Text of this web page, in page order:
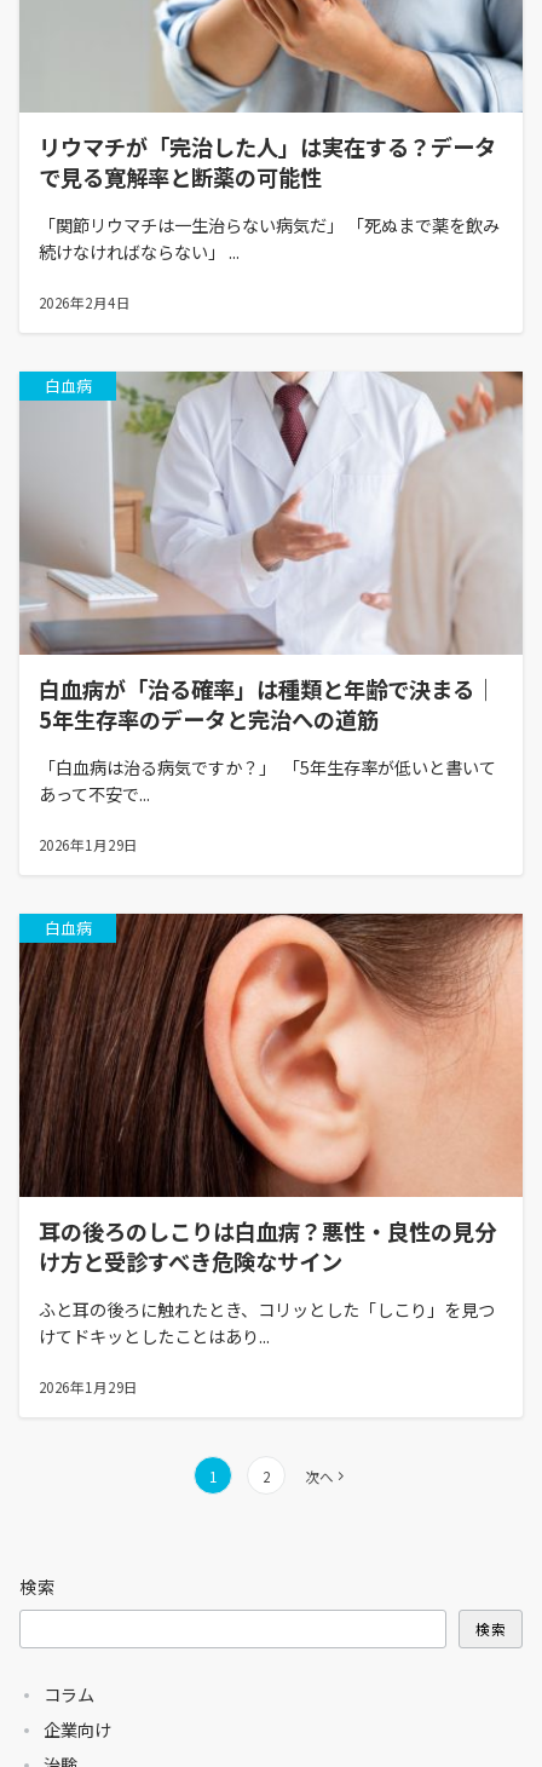
リウマチが「完治した人」は実在する？データ
で見る寛解率と断薬の可能性
「関節リウマチは一生治らない病気だ」 「死ぬまで薬を飲み
続けなければならない」 ...
2026年2月4日
白血病
白血病が「治る確率」は種類と年齢で決まる｜
5年生存率のデータと完治への道筋
「白血病は治る病気ですか？」 「5年生存率が低いと書いて
あって不安で...
2026年1月29日
白血病
耳の後ろのしこりは白血病？悪性・良性の見分
け方と受診すべき危険なサイン
ふと耳の後ろに触れたとき、コリッとした「しこり」を見つ
けてドキッとしたことはあり...
2026年1月29日
ー
ジ
送
1 2 次へ
検索
検索
コラム
企業向け